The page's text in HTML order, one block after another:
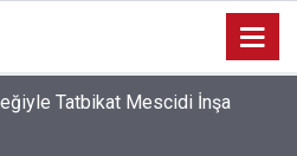
Tatbikat Mescidi İnşa